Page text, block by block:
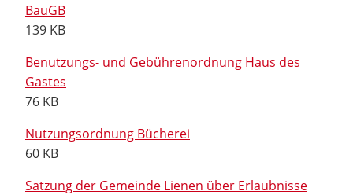
BauGB
139 KB
Benutzungs- und Gebührenordnung Haus des
Gastes
76 KB
Nutzungsordnung Bücherei
60 KB
Satzung der Gemeinde Lienen über Erlaubnisse